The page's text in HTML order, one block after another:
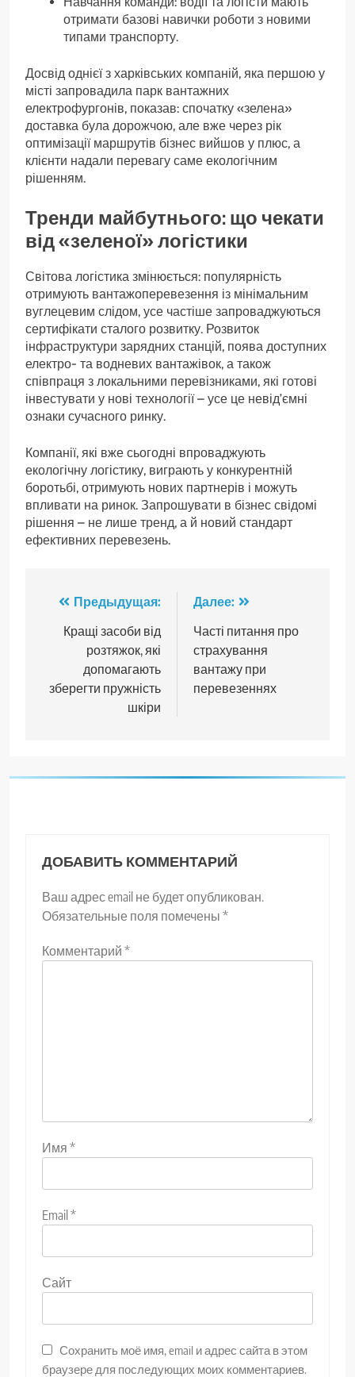
отримати базові навички роботи з новими
типами транспорту.
Досвід однієї з харківських компаній, яка першою у
місті запровадила парк вантажних
електрофургонів, показав: спочатку «зелена»
доставка була дорожчою, але вже через рік
оптимізації маршрутів бізнес вийшов у плюс, а
клієнти надали перевагу саме екологічним
рішенням.
Тренди майбутнього: що чекати
від «зеленої» логістики
Світова логістика змінюється: популярність
отримують вантажоперевезення із мінімальним
вуглецевим слідом, усе частіше запроваджуються
сертифікати сталого розвитку. Розвиток
інфраструктури зарядних станцій, поява доступних
електро- та водневих вантажівок, а також
співпраця з локальними перевізниками, які готові
інвестувати у нові технології – усе це невід’ємні
ознаки сучасного ринку.
Компанії, які вже сьогодні впроваджують
екологічну логістику, виграють у конкурентній
боротьбі, отримують нових партнерів і можуть
впливати на ринок. Запрошувати в бізнес свідомі
рішення – не лише тренд, а й новий стандарт
ефективних перевезень.
Навигация
записям
Предыдущая:
Кращі засоби від
розтяжок, які
допомагають
зберегти пружність
шкіри
Далее:
Часті питання про
страхування
вантажу при
перевезеннях
ДОБАВИТЬ КОММЕНТАРИЙ
Ваш адрес email не будет опубликован.
Обязательные поля помечены *
Комментарий *
Имя *
Email*
Сайт
Сохранить моё имя, email и адрес сайта в этом
браузере для последующих моих комментариев.